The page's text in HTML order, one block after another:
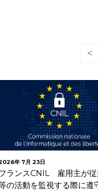
7月 23日
スCNIL 雇用主が従業員
を監視する際に遵守すべ